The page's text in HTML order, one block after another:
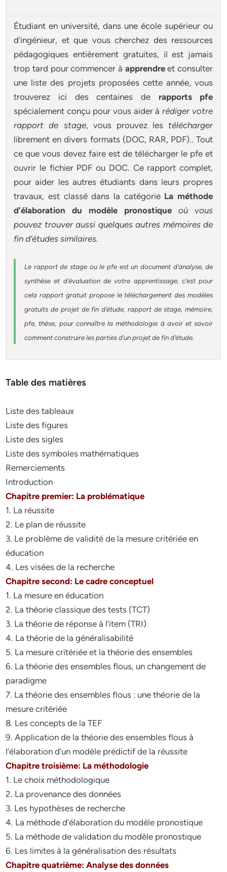
Étudiant en université, dans une école supérieur ou
d’ingénieur, et que vous cherchez des ressources
pédagogiques entièrement gratuites, il est jamais
trop tard pour commencer à apprendreet consulter
une liste des projets proposées cette année, vous
trouverez ici des centaines de rapports pfe
spécialement conçu pour vous aider àrédiger votre
rapport de stage, vous prouvez les télécharger
librement en divers formats (DOC, RAR, PDF).. Tout
ce que vous devez faire est de télécharger le pfe et
ouvrir le fichier PDF ou DOC. Ce rapport complet,
pour aider les autres étudiants dans leurs propres
travaux, est classé dans la catégorieLa méthode
d’élaboration du modèle pronostiqueoù vous
pouvez trouver aussi quelques autres mémoiresde
fin d’études similaires.
Le rapport de stage ou le pfe est un document d’analyse, de
synthèse et d’évaluation de votre apprentissage, c’est pour
cela rapport gratuit propose le téléchargement des modèles
gratuits de projet de fin d’étude, rapport de stage, mémoire,
pfe, thèse, pour connaître la méthodologie à avoir et savoir
comment construire les parties d’un projet de fin d’étude
Table des matières
Liste des tableaux
Liste des figures
Liste des sigles
Liste des symboles mathématiques
Remerciements
Introduction
Chapitre premier: La problématique
1. La réussite
2. Le plan de réussite
3. Le problème de validité de la mesure critériée en
éducation
4. Les visées de la recherche
Chapitre second: Le cadre conceptuel
1. La mesure en éducation
2. La théorie classique des tests (TCT)
3. La théorie de réponse à l’item (TRI)
4. La théorie de la généralisabilité
5. La mesure crïtériée et la théorie des ensembles
6. La théorie des ensembles flous, un changement de
paradigme
7. La théorie des ensembles flous : une théorie de la
mesure critériée
8. Les concepts de la TEF
9. Application de la théorie des ensembles flous à
l’élaboration d’un modèle prédictif de la réussite
Chapitre troisième: La méthodologie
1. Le choix méthodologique
2. La provenance des données
3. Les hypothèses de recherche
4. La méthode d’élaboration du modèle pronostique
5. La méthode de validation du modèle pronostique
6. Les limites à la généralisation des résultats
Chapitre quatrième: Analyse des données